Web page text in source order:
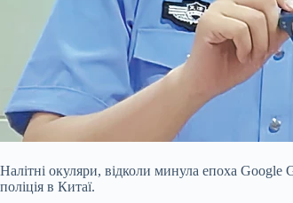
Налітні окуляри, відколи минула епоха Google
поліція в Китаї.